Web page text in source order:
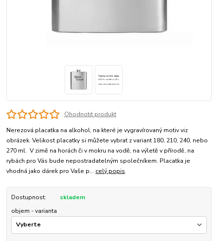
Ohodnotit produkt
Nerezová placatka na alkohol, na které je vygravírovaný motiv viz
obrázek. Velikost placatky si můžete vybrat z variant 180, 210, 240, nebo
270 ml. V zimě na horách či v mokru na vodě, na výletě v přírodě, na
rybách pro Vás bude nepostradatelným společníkem. Placatka je
vhodná jako dárek pro Vaše p... celý popis
Dostupnost:
skladem
objem - varianta